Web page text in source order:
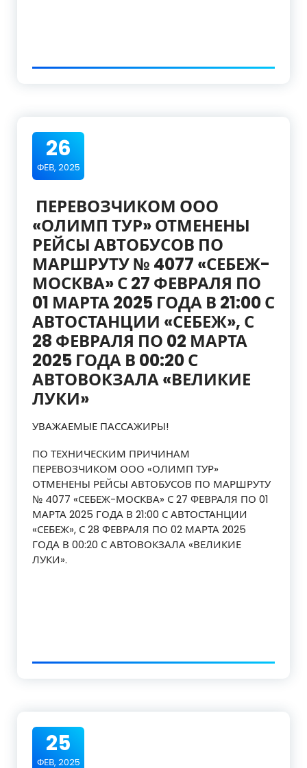
26
ФЕВ, 2025
ПЕРЕВОЗЧИКОМ ООО
«ОЛИМП ТУР» ОТМЕНЕНЫ
РЕЙСЫ АВТОБУСОВ ПО
МАРШРУТУ № 4077 «СЕБЕЖ-
МОСКВА» С 27 ФЕВРАЛЯ ПО
01 МАРТА 2025 ГОДА В 21:00 С
АВТОСТАНЦИИ «СЕБЕЖ», С
28 ФЕВРАЛЯ ПО 02 МАРТА
2025 ГОДА В 00:20 С
АВТОВОКЗАЛА «ВЕЛИКИЕ
ЛУКИ»
УВАЖАЕМЫЕ ПАССАЖИРЫ!
ПО ТЕХНИЧЕСКИМ ПРИЧИНАМ
ПЕРЕВОЗЧИКОМ ООО «ОЛИМП ТУР»
ОТМЕНЕНЫ РЕЙСЫ АВТОБУСОВ ПО МАРШРУТУ
№ 4077 «СЕБЕЖ-МОСКВА» С 27 ФЕВРАЛЯ ПО 01
МАРТА 2025 ГОДА В 21:00 С АВТОСТАНЦИИ
«СЕБЕЖ», С 28 ФЕВРАЛЯ ПО 02 МАРТА 2025
ГОДА В 00:20 С АВТОВОКЗАЛА «ВЕЛИКИЕ
ЛУКИ».
25
ФЕВ, 2025